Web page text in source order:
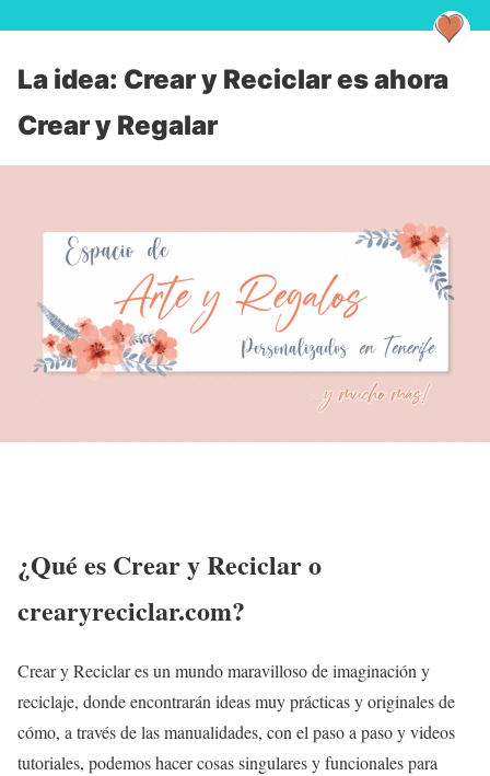
La idea: Crear y Reciclar es ahora
Crear y Regalar
¿Qué es Crear y Reciclar o
crearyreciclar.com?
Crear y Reciclar es un mundo maravilloso de imaginación y
reciclaje, donde encontrarán ideas muy prácticas y originales de
cómo, a través de las manualidades, con el paso a paso y videos
tutoriales, podemos hacer cosas singulares y funcionales para